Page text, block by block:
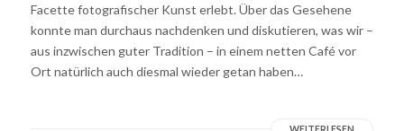
Facette fotografischer Kunst erlebt. Über das Gesehene
konnte man durchaus nachdenken und diskutieren, was wir –
aus inzwischen guter Tradition – in einem netten Café vor
Ort natürlich auch diesmal wieder getan haben…